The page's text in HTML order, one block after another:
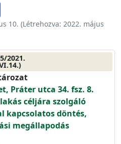
10. (Létrehozva: 2022. május
2021.
Práter utca 34. fsz. 8.
céljára szolgáló
kapcsolatos döntés,
megállapodás